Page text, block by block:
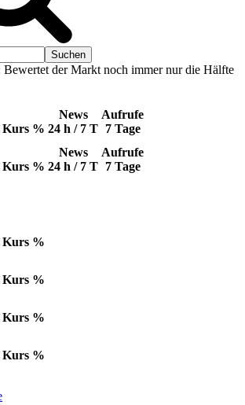
der Markt noch immer nur die Hälfte
Kurs %
News
24 h / 7 T
Aufrufe
7 Tage
Kurs %
News
24 h / 7 T
Aufrufe
7 Tage
Kurs %
Kurs %
Kurs %
Kurs %